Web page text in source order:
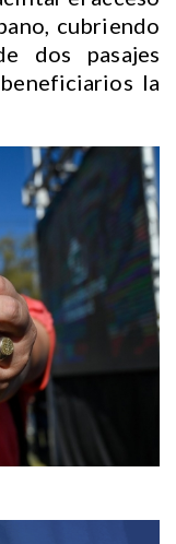
cubriendo
dos pasajes
la